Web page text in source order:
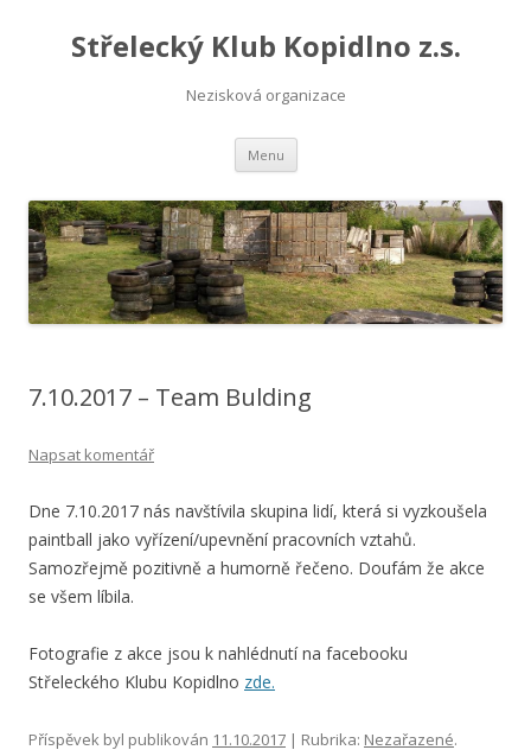
Střelecký Klub Kopidlno z.s.
Nezisková organizace
Menu Přejít
obsahu
webu
7.10.2017 – Team Bulding
Napsat komentář
Dne 7.10.2017 nás navštívila skupina lidí, která si vyzkoušela
paintball jako vyřízení/upevnění pracovních vztahů.
Samozřejmě pozitivně a humorně řečeno. Doufám že akce
se všem líbila.
Fotografie z akce jsou k nahlédnutí na facebooku
Střeleckého Klubu Kopidlno zde.
Příspěvek byl publikován 11.10.2017 | Rubrika: Nezařazené.